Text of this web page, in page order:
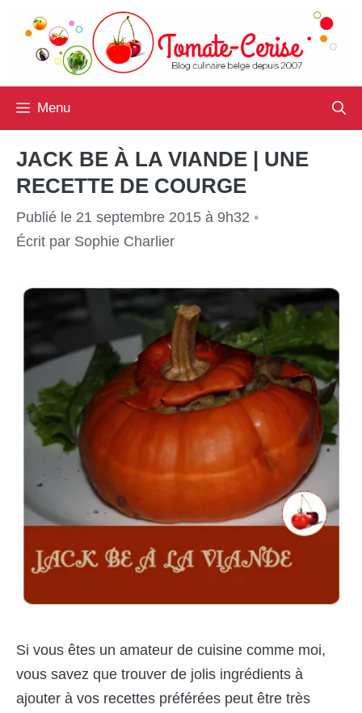
contenu
Menu
JACK BE À LA VIANDE | UNE
RECETTE DE COURGE
Publié le 21 septembre 2015 à 9h32 •
Écrit par Sophie Charlier
Si vous êtes un amateur de cuisine comme moi,
vous savez que trouver de jolis ingrédients à
ajouter à vos recettes préférées peut être très